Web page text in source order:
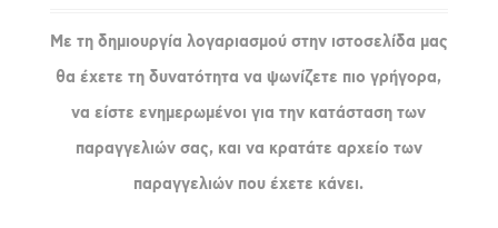
Με τη δημιουργία λογαριασμού στην ιστοσελίδα μας
θα έχετε τη δυνατότητα να ψωνίζετε πιο γρήγορα,
να είστε ενημερωμένοι για την κατάσταση των
παραγγελιών σας, και να κρατάτε αρχείο των
παραγγελιών που έχετε κάνει.